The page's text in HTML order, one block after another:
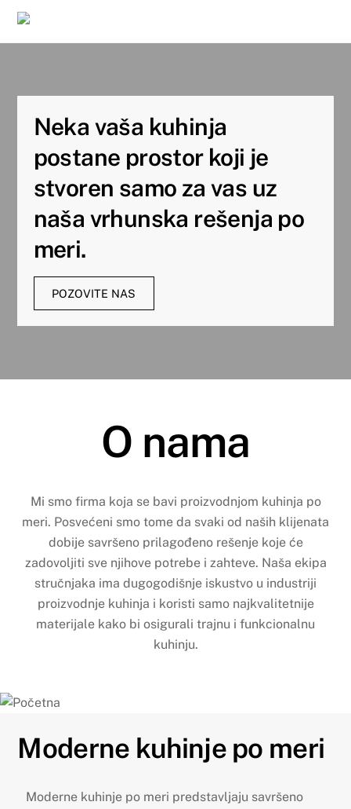
Skip
Neka vaša kuhinja
postane prostor koji je
stvoren samo za vas uz
naša vrhunska rešenja po
meri.
POZOVITE NAS
O nama
Mi smo firma koja se bavi proizvodnjom kuhinja po
meri. Posvećeni smo tome da svaki od naših klijenata
dobije savršeno prilagođeno rešenje koje će
zadovoljiti sve njihove potrebe i zahteve. Naša ekipa
stručnjaka ima dugogodišnje iskustvo u industriji
proizvodnje kuhinja i koristi samo najkvalitetnije
materijale kako bi osigurali trajnu i funkcionalnu
kuhinju.
Moderne kuhinje po meri
Moderne kuhinje po meri predstavljaju savršeno